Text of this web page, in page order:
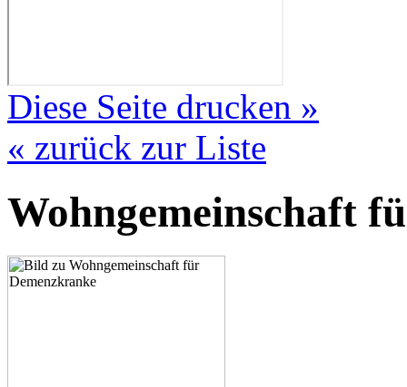
Diese Seite drucken »
« zurück zur Liste
Wohngemeinschaft